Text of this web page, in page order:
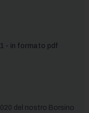
- in formato pdf
del nostro Borsino